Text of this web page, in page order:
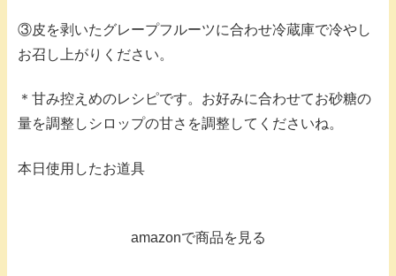
③皮を剥いたグレープフルーツに合わせ冷蔵庫で冷やし
お召し上がりください。
＊甘み控えめのレシピです。お好みに合わせてお砂糖の
量を調整しシロップの甘さを調整してくださいね。
本日使用したお道具
amazonで商品を見る